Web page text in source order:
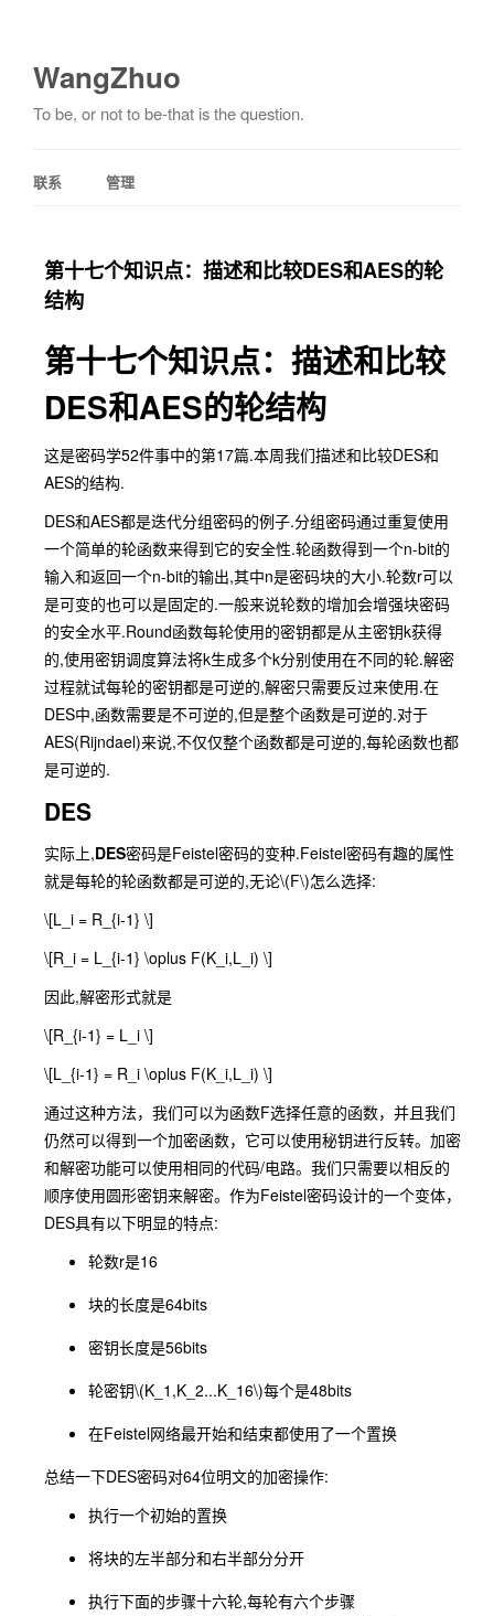
WangZhuo
To be, or not to be-that is the question.
联系 管理
第十七个知识点：描述和比较DES和AES的轮
结构
第十七个知识点：描述和比较
DES和AES的轮结构
这是密码学52件事中的第17篇.本周我们描述和比较DES和
AES的结构.
DES和AES都是迭代分组密码的例子.分组密码通过重复使用
一个简单的轮函数来得到它的安全性.轮函数得到一个n-bit的
输入和返回一个n-bit的输出,其中n是密码块的大小.轮数r可以
是可变的也可以是固定的.一般来说轮数的增加会增强块密码
的安全水平.Round函数每轮使用的密钥都是从主密钥k获得
的,使用密钥调度算法将k生成多个k分别使用在不同的轮.解密
过程就试每轮的密钥都是可逆的,解密只需要反过来使用.在
DES中,函数需要是不可逆的,但是整个函数是可逆的.对于
AES(Rijndael)来说,不仅仅整个函数都是可逆的,每轮函数也都
是可逆的.
DES
实际上,DES密码是Feistel密码的变种.Feistel密码有趣的属性
就是每轮的轮函数都是可逆的,无论\(F\)怎么选择:
\[L_i = R_{i-1} \]
\[R_i = L_{i-1} \oplus F(K_i,L_i) \]
因此,解密形式就是
\[R_{i-1} = L_i \]
\[L_{i-1} = R_i \oplus F(K_i,L_i) \]
通过这种方法，我们可以为函数F选择任意的函数，并且我们
仍然可以得到一个加密函数，它可以使用秘钥进行反转。加密
和解密功能可以使用相同的代码/电路。我们只需要以相反的
顺序使用圆形密钥来解密。作为Feistel密码设计的一个变体，
DES具有以下明显的特点:
轮数r是16
块的长度是64bits
密钥长度是56bits
轮密钥\(K_1,K_2...K_16\)每个是48bits
在Feistel网络最开始和结束都使用了一个置换
总结一下DES密码对64位明文的加密操作:
执行一个初始的置换
将块的左半部分和右半部分分开
执行下面的步骤十六轮,每轮有六个步骤